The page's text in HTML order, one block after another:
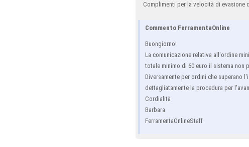
Complimenti per la velocità di evasione
Commento FerramentaOnline
Buongiorno!
La comunicazione relativa all'ordine
totale minimo di 60 euro il sistema
Diversamente per ordini che superano
dettagliatamente la procedura per
Cordialità
Barbara
FerramentaOnlineStaff